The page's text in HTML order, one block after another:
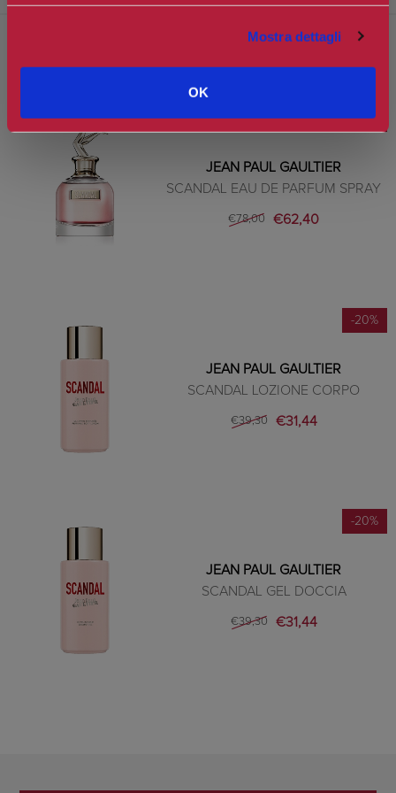
Mostra dettagli
OK
PRODOTTI CORRELATI
-20%
JEAN PAUL GAULTIER
SCANDAL EAU DE PARFUM SPRAY
€78,00 €62,40
-20%
JEAN PAUL GAULTIER
SCANDAL LOZIONE CORPO
€39,30 €31,44
-20%
JEAN PAUL GAULTIER
SCANDAL GEL DOCCIA
€39,30 €31,44